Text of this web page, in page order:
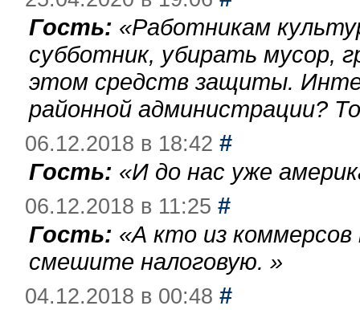
Гость: «Работникам
субботник, убирать мусор,
этом средств защиты.
районной администрации?
06.12.2018 в 18:42 #
Гость: «И до нас уже
06.12.2018 в 11:25 #
Гость: «А кто из
смешите налоговую. »
04.12.2018 в 00:48 #